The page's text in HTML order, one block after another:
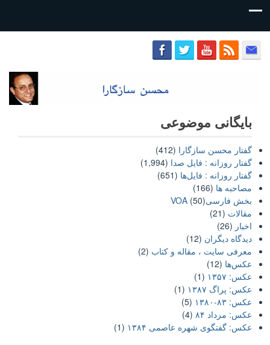
محسن
سازگارا
بایگانی موضوعی
گفتار محسن سازگارا (412)
گفتار روزانه : فایل‌ صدا (1,994)
گفتار روزانه : فایل‌ها (651)
مصاحبه ها (166)
بخش فارسیVOA(50)
مقالات (21)
اخبار (26)
دیدگاه دیگران (12)
معرفی سایت ، مقاله و کتاب (2)
عکس‌ها (12)
عکس: ۱۳۵۷
(1)
عکس: پراگ ۱۳۸۷
(1)
عکس: ۸۳-۱۳۸۰
(5)
عکس: مرداد ۸۴
(4)
عکس: گفتگوی شهره عاصمی ۱۳۸۴
(1)